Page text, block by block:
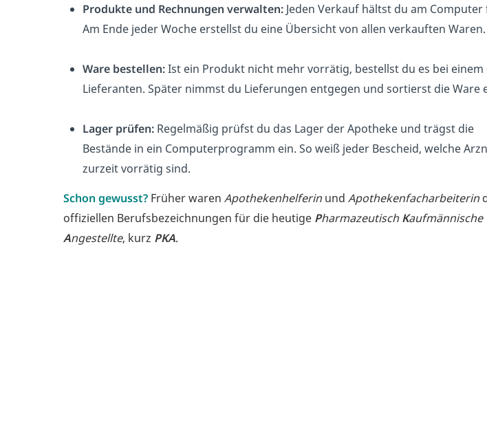
Produkte und Rechnungen verwalten: Jeden Verkauf hältst du am Computer
Am Ende jeder Woche erstellst du eine Übersicht von allen verkauften Waren.
Ware bestellen:Ist ein Produkt nicht mehr vorrätig, bestellst du es bei
Lieferanten. Später nimmst du Lieferungen entgegen und sortierst die Ware
Lager prüfen: Regelmäßig prüfst du das Lager der Apotheke und trägst die
Bestände in ein Computerprogramm ein. So weiß jeder Bescheid, welche
zurzeit vorrätig sind.
Schon gewusst? Früher waren Apothekenhelferin und Apothekenfacharbeiterin
offiziellen Berufsbezeichnungen für die heutige PharmazeutischKaufmännische
Angestellte, kurz PKA.